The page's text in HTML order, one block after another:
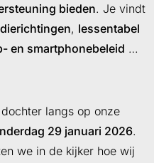
bieden. Je vindt
, lessentabel
en smartphonebeleid …
langs op onze
29 januari 2026.
we in de kijker hoe wij